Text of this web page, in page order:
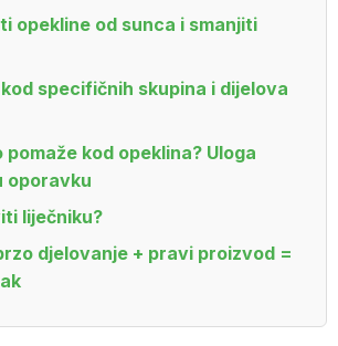
opekline od sunca i smanjiti
specifičnih skupina i dijelova
kod opeklina? Uloga
oporavku
liječniku?
djelovanje + pravi proizvod =